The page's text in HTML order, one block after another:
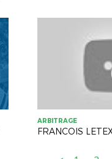
ARBITRAGE
FRANCOIS